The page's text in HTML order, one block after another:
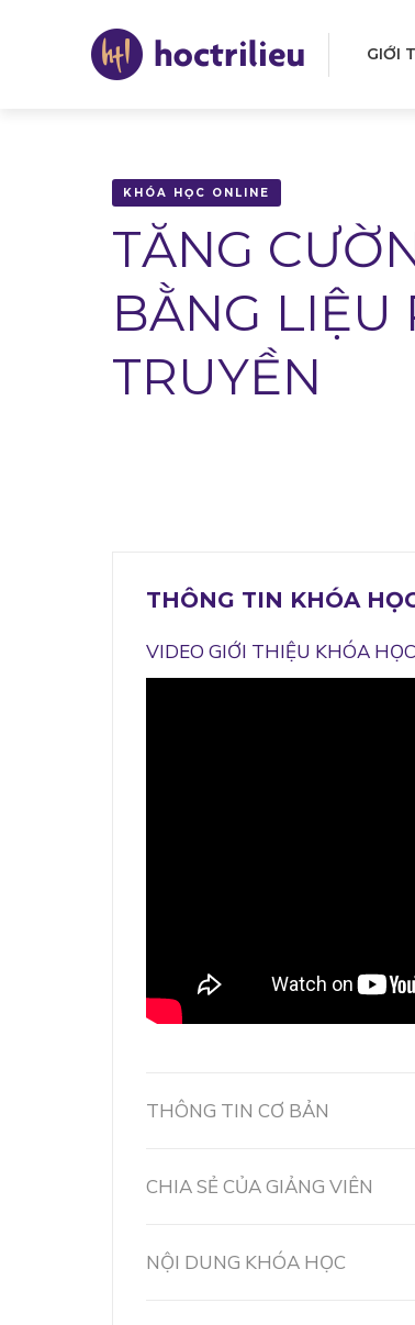
GIỚI
KHÓA HỌC ONLINE
TĂNG
BẰNG LIỆU
TRUYỀN
THÔNG TIN KHÓA
VIDEO GIỚI THIỆU KHÓA HỌC
THÔNG TIN CƠ BẢN
CHIA SẺ CỦA GIẢNG VIÊN
NỘI DUNG KHÓA HỌC